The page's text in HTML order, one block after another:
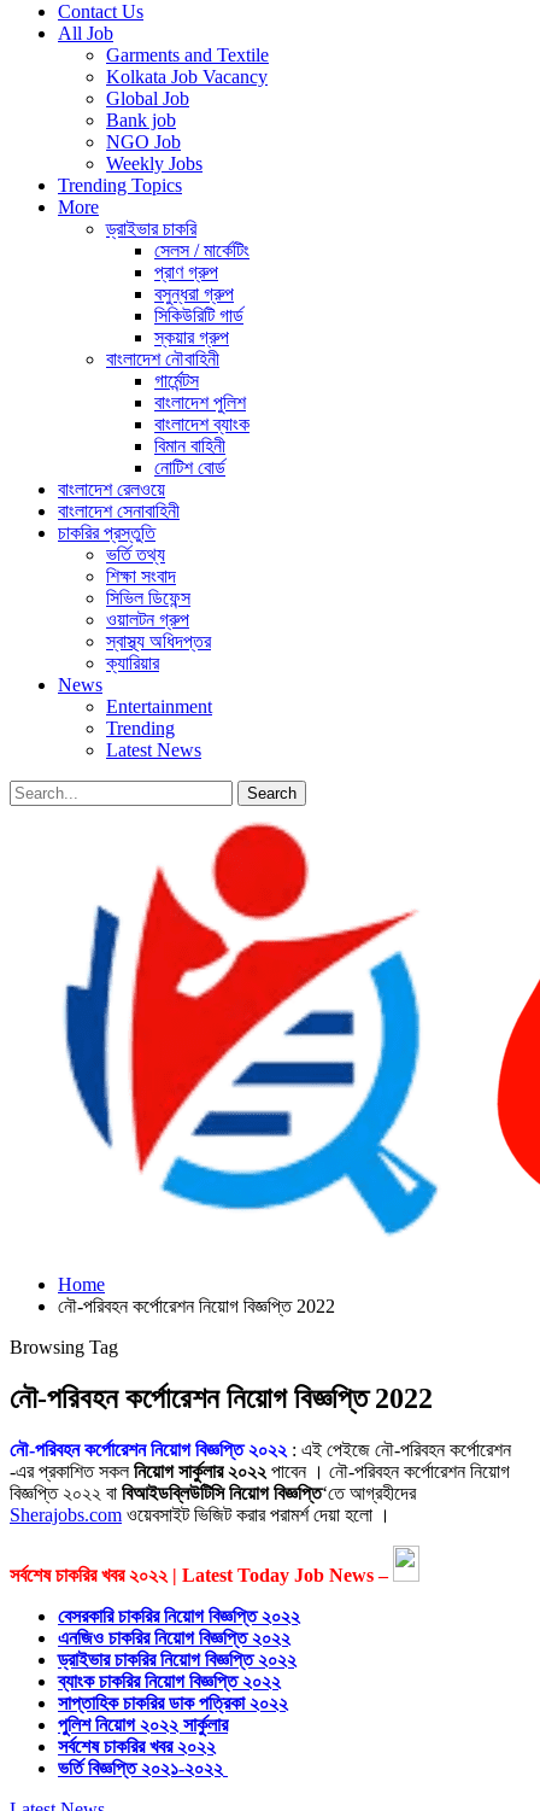
Contact Us
All Job
Garments and Textile
Kolkata Job Vacancy
Global Job
Bank job
NGO Job
Weekly Jobs
Trending Topics
More
ড্রাইভার চাকরি
সেলস / মার্কেটিং
প্রাণ গ্রুপ
বসুন্ধরা গ্রুপ
সিকিউরিটি গার্ড
স্কয়ার গ্রুপ
বাংলাদেশ নৌবাহিনী
গার্মেন্টস
বাংলাদেশ পুলিশ
বাংলাদেশ ব্যাংক
বিমান বাহিনী
নোটিশ বোর্ড
বাংলাদেশ রেলওয়ে
বাংলাদেশ সেনাবাহিনী
চাকরির প্রস্তুতি
ভর্তি তথ্য
শিক্ষা সংবাদ
সিভিল ডিফেন্স
ওয়ালটন গ্রুপ
স্বাস্থ্য অধিদপ্তর
ক্যারিয়ার
News
Entertainment
Trending
Latest News
Home
নৌ-পরিবহন কর্পোরেশন নিয়োগ বিজ্ঞপ্তি 2022
Browsing Tag
নৌ-পরিবহন কর্পোরেশন নিয়োগ বিজ্ঞপ্তি 2022
নৌ-পরিবহন কর্পোরেশন নিয়োগ বিজ্ঞপ্তি ২০২২ : এই পেইজে নৌ-পরিবহন কর্পোরেশন
-এর প্রকাশিত সকলনিয়োগ সার্কুলার ২০২২ পাবেন । নৌ-পরিবহন কর্পোরেশন নিয়োগ
বিজ্ঞপ্তি ২০২২ বা বিআইডব্লিউটিসি নিয়োগ বিজ্ঞপ্তি‘তে আগ্রহীদের
Sherajobs.com ওয়েবসাইট ভিজিট করার পরামর্শ দেয়া হলো ।
সর্বশেষ চাকরির খবর ২০২২ | Latest Today Job News –
বেসরকারি চাকরির নিয়োগ বিজ্ঞপ্তি ২০২২
এনজিও চাকরির নিয়োগ বিজ্ঞপ্তি ২০২২
ড্রাইভার চাকরির নিয়োগ বিজ্ঞপ্তি ২০২২
ব্যাংক চাকরির নিয়োগ বিজ্ঞপ্তি ২০২২
সাপ্তাহিক চাকরির ডাক পত্রিকা ২০২২
পুলিশ নিয়োগ ২০২২ সার্কুলার
সর্বশেষ চাকরির খবর ২০২২
ভর্তি বিজ্ঞপ্তি ২০২১-২০২২